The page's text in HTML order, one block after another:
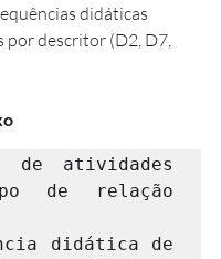
didáticas
por descritor (D2, D7,
de atividades
de relação
didática de